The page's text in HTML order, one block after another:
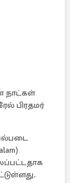
நாட்கள்
பிரதமர்